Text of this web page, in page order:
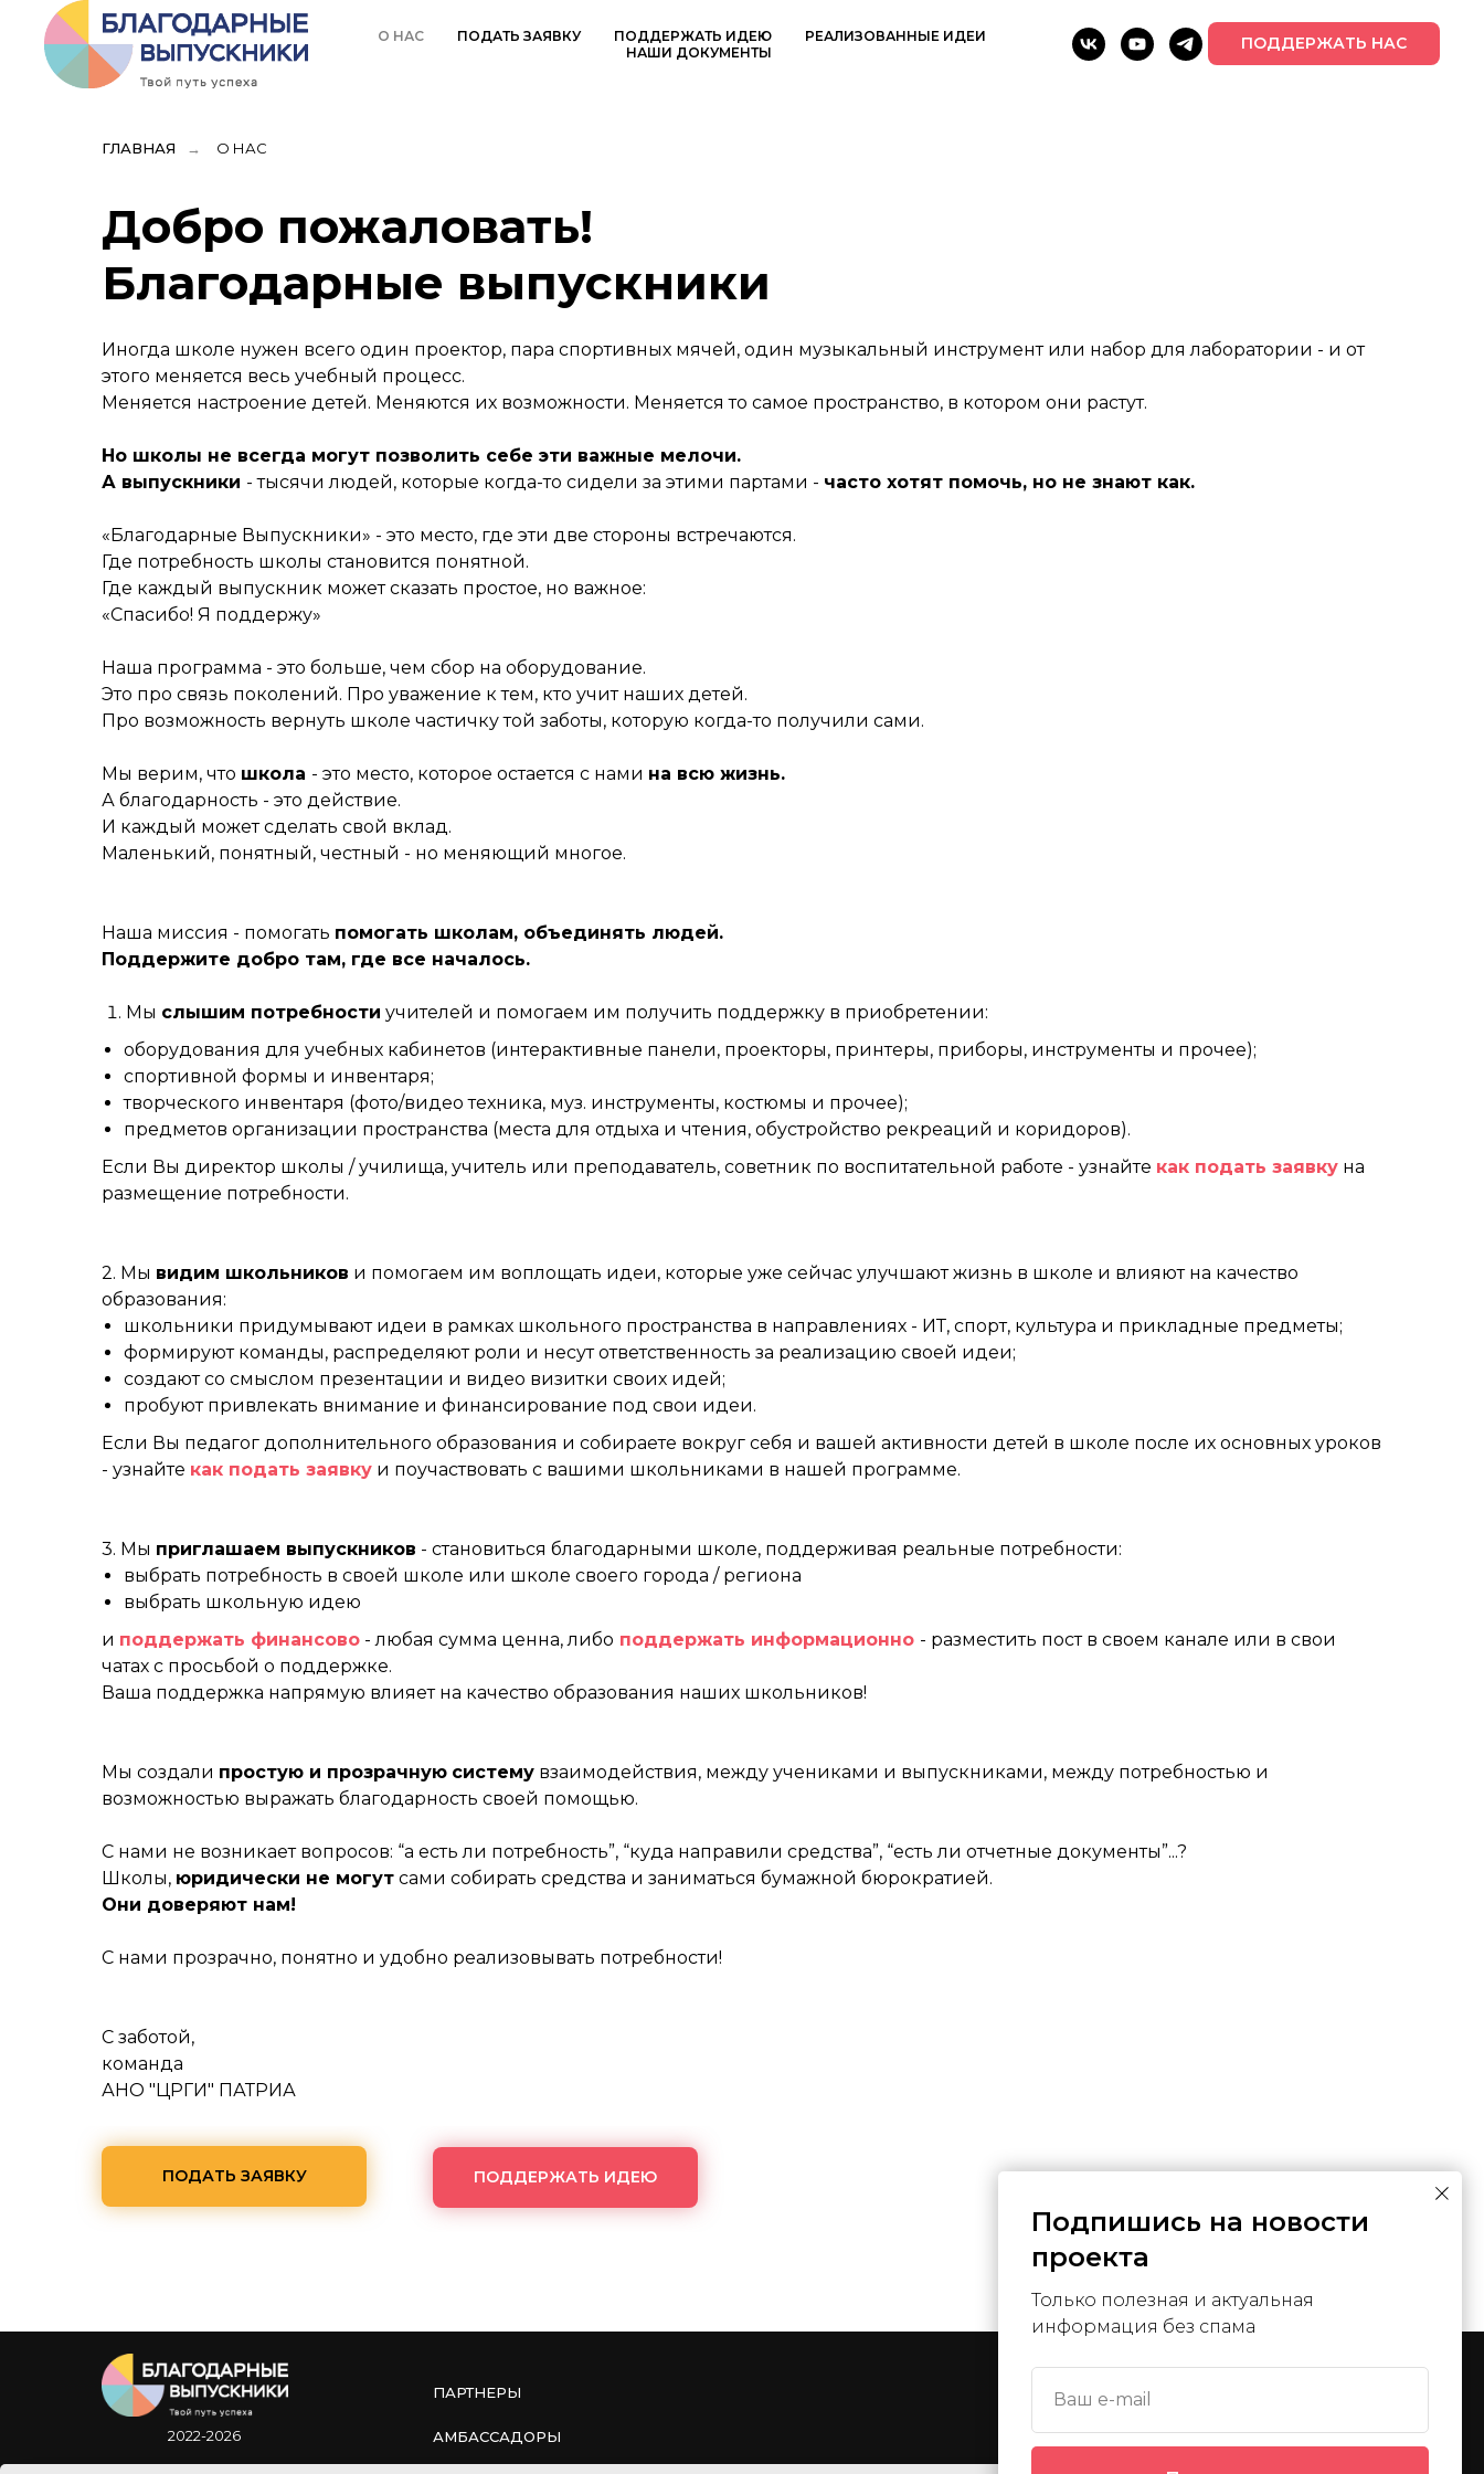
О НАС ПОДАТЬ ЗАЯВКУ ПОДДЕРЖАТЬ ИДЕЮ
РЕАЛИЗОВАННЫЕ ИДЕИ
НАШИ ДОКУМЕНТЫ
ПОДДЕРЖАТЬ НАС
ГЛАВНАЯ → О НАС
Добро пожаловать!
Благодарные выпускники
Иногда школе нужен всего один проектор, пара спортивных мячей, один музыкальный инструмент или набор для лаборатории - и от
этого меняется весь учебный процесс.
Меняется настроение детей. Меняются их возможности. Меняется то самое пространство, в котором они растут.
Но школы не всегда могут позволить себе эти важные мелочи.
А выпускники - тысячи людей, которые когда-то сидели за этими партами - часто хотят помочь, но не знают как.
«Благодарные Выпускники» - это место, где эти две стороны встречаются.
Где потребность школы становится понятной.
Где каждый выпускник может сказать простое, но важное:
«Спасибо! Я поддержу»
Наша программа - это больше, чем сбор на оборудование.
Это про связь поколений. Про уважение к тем, кто учит наших детей.
Про возможность вернуть школе частичку той заботы, которую когда-то получили сами.
Мы верим, что школа - это место, которое остается с нами на всю жизнь.
А благодарность - это действие.
И каждый может сделать свой вклад.
Маленький, понятный, честный - но меняющий многое.
Наша миссия - помогать помогать школам, объединять людей.
Поддержите добро там, где все началось.
Мы слышим потребности учителей и помогаем им получить поддержку в приобретении:
оборудования для учебных кабинетов (интерактивные панели, проекторы, принтеры, приборы, инструменты и прочее);
спортивной формы и инвентаря;
творческого инвентаря (фото/видео техника, муз. инструменты, костюмы и прочее);
предметов организации пространства (места для отдыха и чтения, обустройство рекреаций и коридоров).
Если Вы директор школы / училища, учитель или преподаватель, советник по воспитательной работе - узнайте как подать заявку на
размещение потребности.
2. Мы видим школьников и помогаем им воплощать идеи, которые уже сейчас улучшают жизнь в школе и влияют на качество
образования:
школьники придумывают идеи в рамках школьного пространства в направлениях - ИТ, спорт, культура и прикладные предметы;
формируют команды, распределяют роли и несут ответственность за реализацию своей идеи;
создают со смыслом презентации и видео визитки своих идей;
пробуют привлекать внимание и финансирование под свои идеи.
Если Вы педагог дополнительного образования и собираете вокруг себя и вашей активности детей в школе после их основных уроков
- узнайте как подать заявку и поучаствовать с вашими школьниками в нашей программе.
3. Мы приглашаем выпускников - становиться благодарными школе, поддерживая реальные потребности:
выбрать потребность в своей школе или школе своего города / региона
выбрать школьную идею
и поддержать финансово - любая сумма ценна, либо поддержать информационно - разместить пост в своем канале или в свои
чатах с просьбой о поддержке.
Ваша поддержка напрямую влияет на качество образования наших школьников!
Мы создали простую и прозрачную систему взаимодействия, между учениками и выпускниками, между потребностью и
возможностью выражать благодарность своей помощью.
С нами не возникает вопросов: “а есть ли потребность”, “куда направили средства”, “есть ли отчетные документы”...?
Школы, юридически не могут сами собирать средства и заниматься бумажной бюрократией.
Они доверяют нам!
С нами прозрачно, понятно и удобно реализовывать потребности!
С заботой,
команда
АНО "ЦРГИ" ПАТРИА
ПОДАТЬ ЗАЯВКУ ПОДДЕРЖАТЬ ИДЕЮ
2022-2026 АМБАССАДОРЫ
ПАРТНЕРЫ
Подпишись на новости
проекта
Только полезная и актуальная
информация без спама
Ваш e-mail